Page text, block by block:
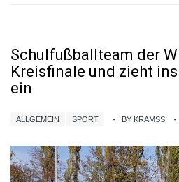
Schulfußballteam der
Kreisfinale und zieht
ein
ALLGEMEIN SPORT BY KRAMSS